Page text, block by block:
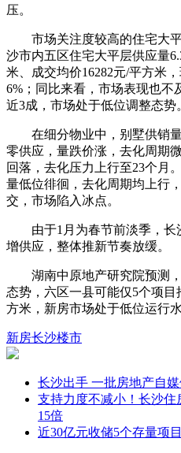
压。
市场关注度较高的住宅大平
沙市内五区住宅大平层供应量
米、成交均价16282元/平方米，
6%；同比来看，市场表现也不
近3成，市场处于低位调整态势
在细分物业中，别墅供销量
零供应，量跌价涨，去化周期
回落，去化压力上行至23个月
量低位徘徊，去化周期均上行
交，市场陷入冰点。
由于1月为春节前淡季，长
增供应，整体推新节奏放缓。
湖南中原地产研究院预测，
态势，六区一县可能仅5个项
方米，新房市场处于低位运行
新房长沙楼市
长沙出手 一批房地产自
支持力度不减小！长沙住
15倍
近30亿元收储5个存量项